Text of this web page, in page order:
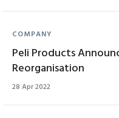
COMPANY
Peli Products
Reorganisation
28 Apr 2022